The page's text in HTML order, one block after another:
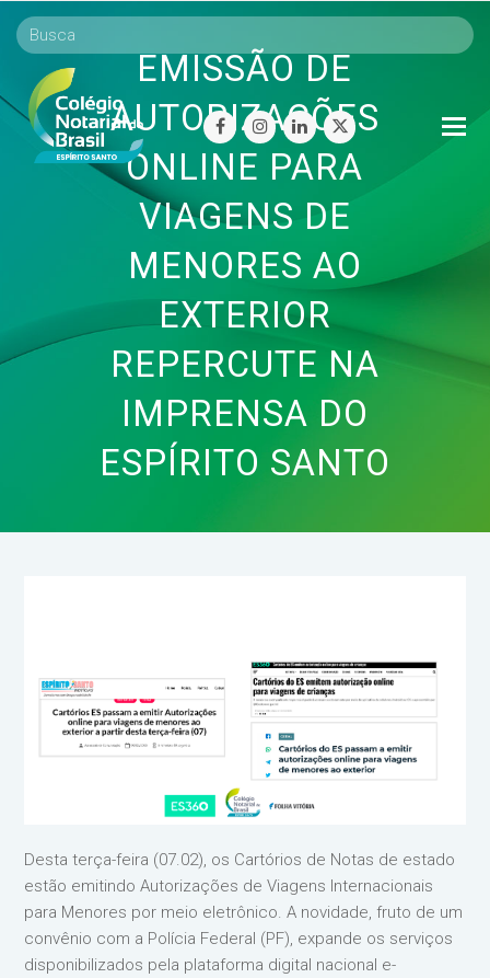
facebookinstagram
linkedintwitter
EMISSÃO DE
AUTORIZAÇÕES
ONLINE PARA
VIAGENS DE
MENORES AO
EXTERIOR
REPERCUTE NA
IMPRENSA DO
ESPÍRITO SANTO
Desta terça-feira (07.02), os Cartórios de Notas de estado
estão emitindo Autorizações de Viagens Internacionais
para Menores por meio eletrônico. A novidade, fruto de um
convênio com a Polícia Federal (PF), expande os serviços
disponibilizados pela plataforma digital nacional e-